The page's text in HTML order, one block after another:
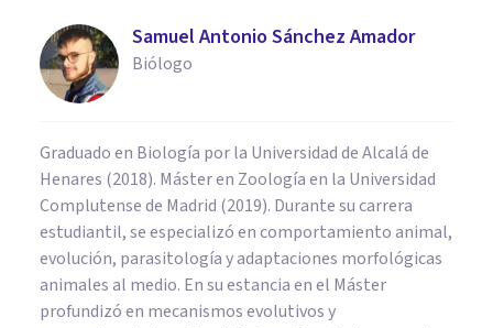
Samuel Antonio Sánchez Amador
Biólogo
Graduado en Biología por la Universidad de Alcalá de
Henares (2018). Máster en Zoología en la Universidad
Complutense de Madrid (2019). Durante su carrera
estudiantil, se especializó en comportamiento animal,
evolución, parasitología y adaptaciones morfológicas
animales al medio. En su estancia en el Máster
profundizó en mecanismos evolutivos y